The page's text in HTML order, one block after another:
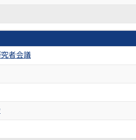
者会議